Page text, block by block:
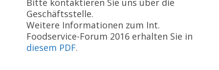
Bitte kontaktieren Sie uns über die
Geschäftsstelle.
Weitere Informationen zum Int.
Foodservice-Forum 2016 erhalten Sie in
diesem PDF.